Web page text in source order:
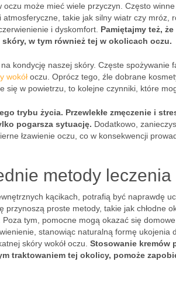
może mieć wiele przyczyn. Często
takie jak silny wiatr czy mróz,
i dyskomfort. Pamiętajmy też,
w tym również tej w okolicach oczu.
kondycję naszej skóry. Częste spożywanie
wokół oczu. Oprócz tego, źle dobrane
się w powietrzu, to kolejne czynniki, które
trybu życia. Przewlekłe zmęczenie i
pogarsza sytuację. Dodatkowo,
łzawienie oczu, co w konsekwencji
metody
kącikach, potrafią być naprawdę
przynoszą proste metody, takie jak chłodne
tym, pomocne mogą okazać się
stanowiąc naturalną formę ukojenia
skóry wokół oczu. Stosowanie kremów
traktowaniem tej okolicy, pomoże